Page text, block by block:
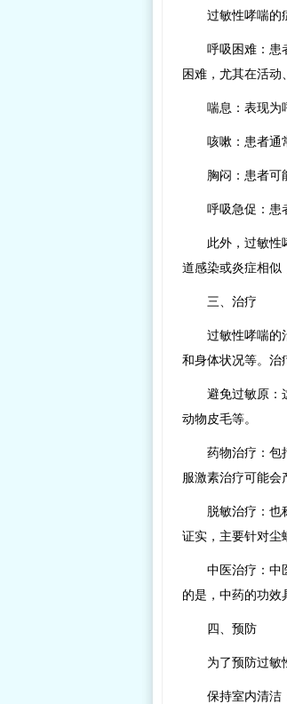
过敏性哮喘的
呼吸困难：患
困难，尤其在活动
喘息：表现为
咳嗽：患者通
胸闷：患者可
呼吸急促：患
此外，过敏性
道感染或炎症相似
三、治疗
过敏性哮喘的
和身体状况等。治
避免过敏原：
动物皮毛等。
药物治疗：包
服激素治疗可能会
脱敏治疗：也
证实，主要针对尘
中医治疗：中
的是，中药的功效
四、预防
为了预防过敏
保持室内清洁